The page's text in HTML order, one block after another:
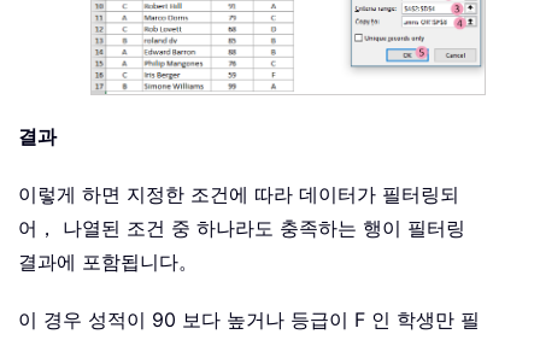
결과
이렇게 하면 지정한 조건에 따라 데이터가 필터링되
어， 나열된 조건 중 하나라도 충족하는 행이 필터링
결과에 포함됩니다。
이 경우 성적이 90 보다 높거나 등급이 F 인 학생만 필